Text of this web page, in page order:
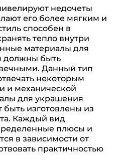
недочеты
его более мягким и
способен в
тепло внутри
материалы для
должны быть
Данный тип
некоторым
и механической
для украшения
быть изготовлены из
Каждый вид
плюсы и
в зависимости от
практичностью